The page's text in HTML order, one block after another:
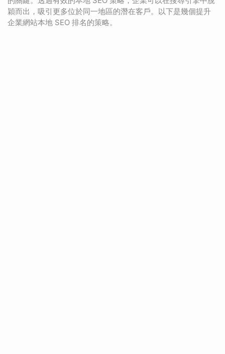
穎而出，吸引更多位於同一地區的潛在客戶。以下是幾個提升
企業網站本地 SEO 排名的策略。